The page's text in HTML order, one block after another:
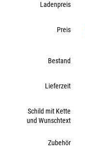
Ladenpreis
Preis
Bestand
Lieferzeit
Schild mit Kette
und Wunschtext
Zubehör